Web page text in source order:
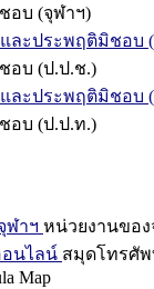
อบ (จุฬาฯ)
และประพฤติมิชอบ
อบ (ป.ป.ช.)
และประพฤติมิชอบ
อบ (ป.ป.ท.)
ฬาฯ หน่วยงานของ
นไลน์ สมุดโทรศั
Map